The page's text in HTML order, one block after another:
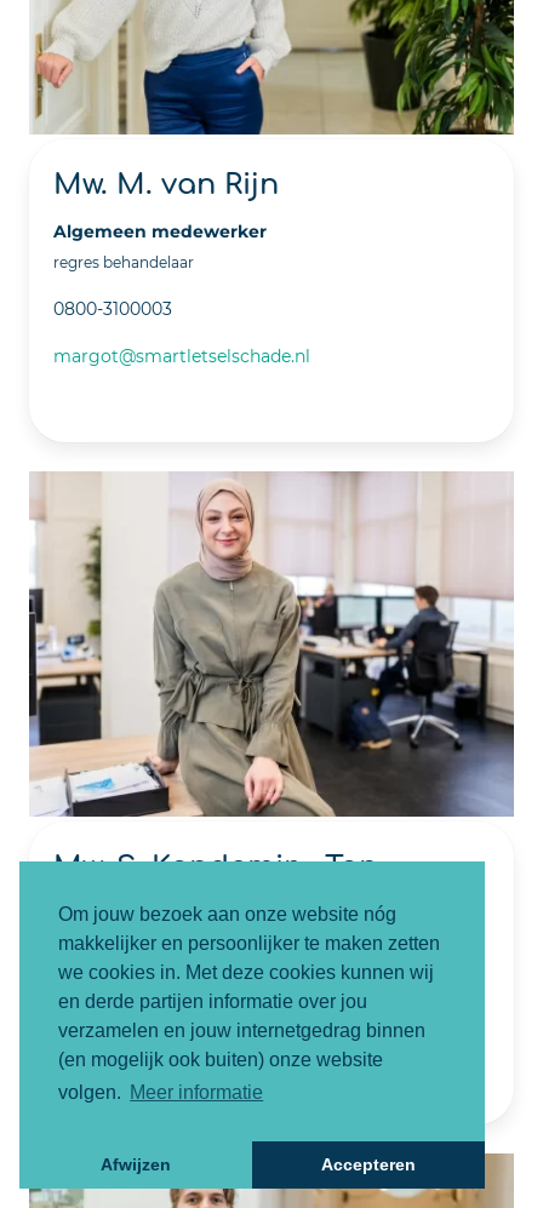
Om jouw bezoek aan onze website nóg
makkelijker en persoonlijker te maken zetten
we cookies in. Met deze cookies kunnen wij
en derde partijen informatie over jou
verzamelen en jouw internetgedrag binnen
(en mogelijk ook buiten) onze website
volgen. Meer informatie
Afwijzen Accepteren
Mw. M. van Rijn
Algemeen medewerker
regres behandelaar
0800-3100003
margot@smartletselschade.nl
Mw. S. Kandemir - Tan
Letselschadejurist
NIVRE Register-Expert
06-82852882
sevval@smartletselschade.nl